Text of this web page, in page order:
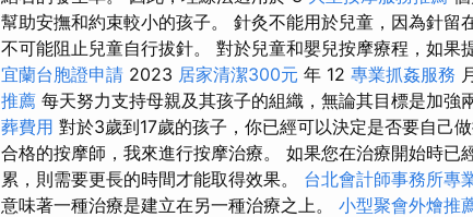
幫助安撫和約束較小的孩子。 針灸不能用於兒童，因為針留
不可能阻止兒童自行拔針。 對於兒童和嬰兒按摩療程，如果
宜蘭台胞證申請 2023 居家清潔300元 年 12 專業抓姦服務
推薦 每天努力支持母親及其孩子的組織，無論其目標是加強
葬費用 對於3歲到17歲的孩子，你已經可以決定是否要自己
合格的按摩師，我來進行按摩治療。 如果您在治療開始時已
累，則需要更長的時間才能取得效果。 台北會計師事務所專
意味著一種治療是建立在另一種治療之上。 小型聚會外燴推